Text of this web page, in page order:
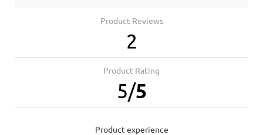
Product Reviews
2
Product Rating
5/5
product experience